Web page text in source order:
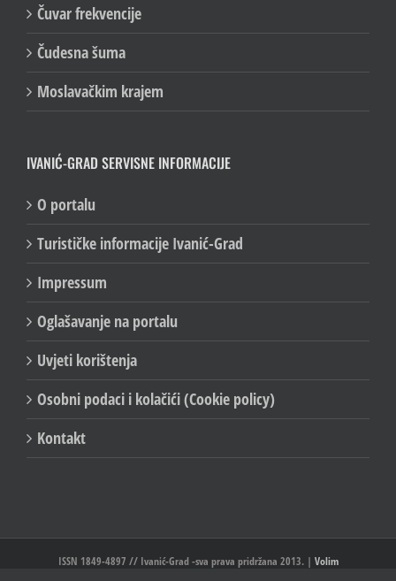
Čuvar frekvencije
Moslavačkim krajem
IVANIĆ-GRAD SERVISNE INFORMACIJE
O portalu
Turističke informacije Ivanić-Grad
Impressum
Oglašavanje na portalu
Uvjeti korištenja
Osobni podaci i kolačići (Cookie policy)